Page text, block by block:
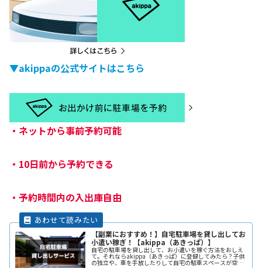
▼akippaの公式サイトはこちら
・ ネットから事前予約可能
・ 10日前から予約できる
・ 予約時間内の入出庫自由
【副業におすすめ！】自宅駐車場を貸し出してお
小遣い稼ぎ！【akippa（あきっぱ）】
自宅の駐車場を貸し出して、お小遣いを稼ぐ方法をおしえ
て。それならakippa（あきっぱ）に登録してみたら？子供
の独立や、車を手放したりして自宅の駐車スペースが空い